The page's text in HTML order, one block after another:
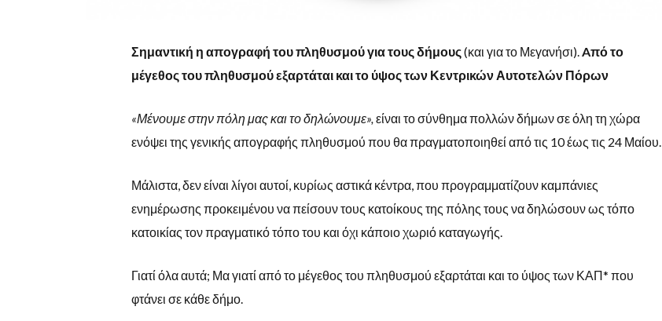
Σημαντική η απογραφή του πληθυσμού για τους δήμους(και για το Μεγανήσι).Aπό το
μέγεθος του πληθυσμού εξαρτάται και το ύψος των Κεντρικών Αυτοτελών Πόρων
«Μένουμε στην πόλη μας και το δηλώνουμε»,είναι το σύνθημα πολλών δήμων σε όλη τη χώρα
ενόψει της γενικής απογραφής πληθυσμού που θα πραγματοποιηθεί από τις 10 έως τις 24 Μαίου.
Μάλιστα, δεν είναι λίγοι αυτοί, κυρίως αστικά κέντρα, που προγραμματίζουν καμπάνιες
ενημέρωσης προκειμένου να πείσουν τους κατοίκους της πόλης τους να δηλώσουν ως τόπο
κατοικίας τον πραγματικό τόπο του και όχι κάποιο χωριό καταγωγής.
Γιατί όλα αυτά; Μα γιατί από το μέγεθος του πληθυσμού εξαρτάται και το ύψος των ΚΑΠ* που
φτάνει σε κάθε δήμο.